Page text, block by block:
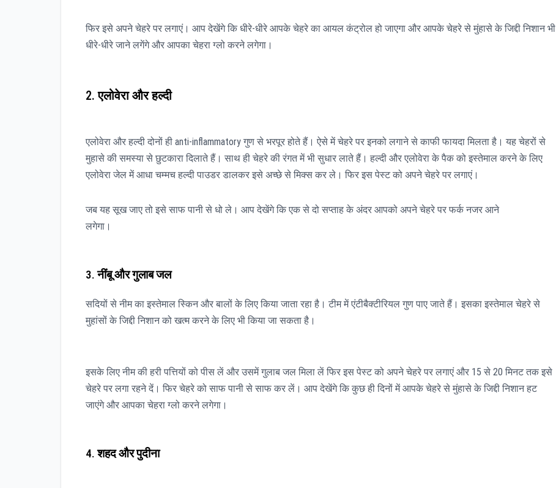
फिर इसे अपने चेहरे पर लगाएं। आप देखेंगे कि धीरे-धीरे आपके चेहरे का आयल कंट्रोल हो जाएगा और आपके चेहरे से मुंहासे के जिद्दी निशान भी
धीरे-धीरे जाने लगेंगे और आपका चेहरा ग्लो करने लगेगा।
2.एलोवेरा और हल्दी
एलोवेरा और हल्दी दोनों ही anti-inflammatory गुण से भरपूर होते हैं। ऐसे में चेहरे पर इनको लगाने से काफी फायदा मिलता है। यह चेहरों से
मुहासे की समस्या से छुटकारा दिलाते हैं। साथ ही चेहरे की रंगत में भी सुधार लाते हैं। हल्दी और एलोवेरा के पैक को इस्तेमाल करने के लिए
एलोवेरा जेल में आधा चम्मच हल्दी पाउडर डालकर इसे अच्छे से मिक्स कर ले। फिर इस पेस्ट को अपने चेहरे पर लगाएं।
जब यह सूख जाए तो इसे साफ पानी से धो ले। आप देखेंगे कि एक से दो सप्ताह के अंदर आपको अपने चेहरे पर फर्क नजर आने
लगेगा।
3.नींबू और गुलाब जल
सदियों से नीम का इस्तेमाल स्किन और बालों के लिए किया जाता रहा है। टीम में एंटीबैक्टीरियल गुण पाए जाते हैं। इसका इस्तेमाल चेहरे से
मुहांसों के जिद्दी निशान को खत्म करने के लिए भी किया जा सकता है।
इसके लिए नीम की हरी पत्तियों को पीस लें और उसमें गुलाब जल मिला लें फिर इस पेस्ट को अपने चेहरे पर लगाएं और 15 से 20 मिनट तक इसे
चेहरे पर लगा रहने दें। फिर चेहरे को साफ पानी से साफ कर लें। आप देखेंगे कि कुछ ही दिनों में आपके चेहरे से मुंहासे के जिद्दी निशान हट
जाएंगे और आपका चेहरा ग्लो करने लगेगा।
4.शहद और पुदीना